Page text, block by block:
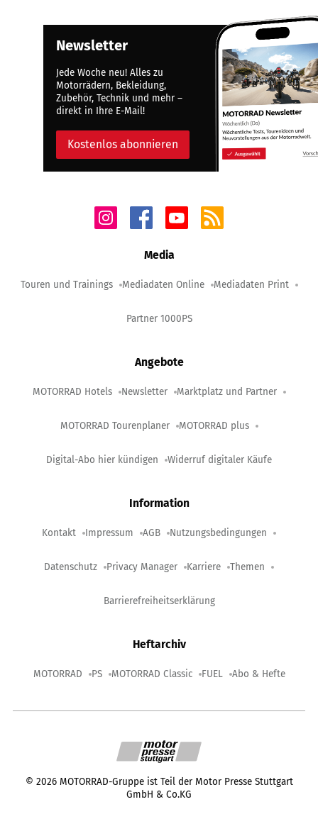
Newsletter
Jede Woche neu! Alles zu
Motorrädern, Bekleidung,
Zubehör, Technik und mehr –
direkt in Ihre E-Mail!
Kostenlos abonnieren
Media
Touren und Trainings Mediadaten Online Mediadaten Print
Partner 1000PS
Angebote
MOTORRAD Hotels Newsletter Marktplatz und Partner
MOTORRAD Tourenplaner MOTORRAD plus
Digital-Abo hier kündigen Widerruf digitaler Käufe
Information
Kontakt Impressum AGB Nutzungsbedingungen
Datenschutz Privacy Manager Karriere Themen
Barrierefreiheitserklärung
Heftarchiv
MOTORRAD PS MOTORRAD Classic FUEL Abo & Hefte
© 2026 MOTORRAD-Gruppe ist Teil der Motor Presse Stuttgart
GmbH & Co.KG